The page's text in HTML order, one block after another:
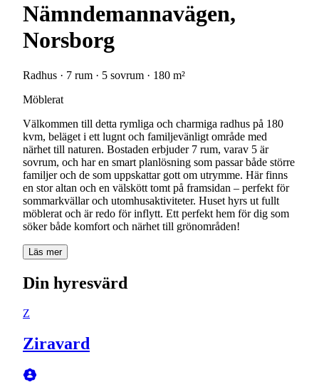
Nämndemannavägen,
Norsborg
Radhus · 7 rum · 5 sovrum · 180 m²
Möblerat
Välkommen till detta rymliga och charmiga radhus på 180
kvm, beläget i ett lugnt och familjevänligt område med
närhet till naturen. Bostaden erbjuder 7 rum, varav 5 är
sovrum, och har en smart planlösning som passar både större
familjer och de som uppskattar gott om utrymme. Här finns
en stor altan och en välskött tomt på framsidan – perfekt för
sommarkvällar och utomhusaktiviteter. Huset hyrs ut fullt
möblerat och är redo för inflytt. Ett perfekt hem för dig som
söker både komfort och närhet till grönområden!
Läs mer
Din hyresvärd
Z
Ziravard